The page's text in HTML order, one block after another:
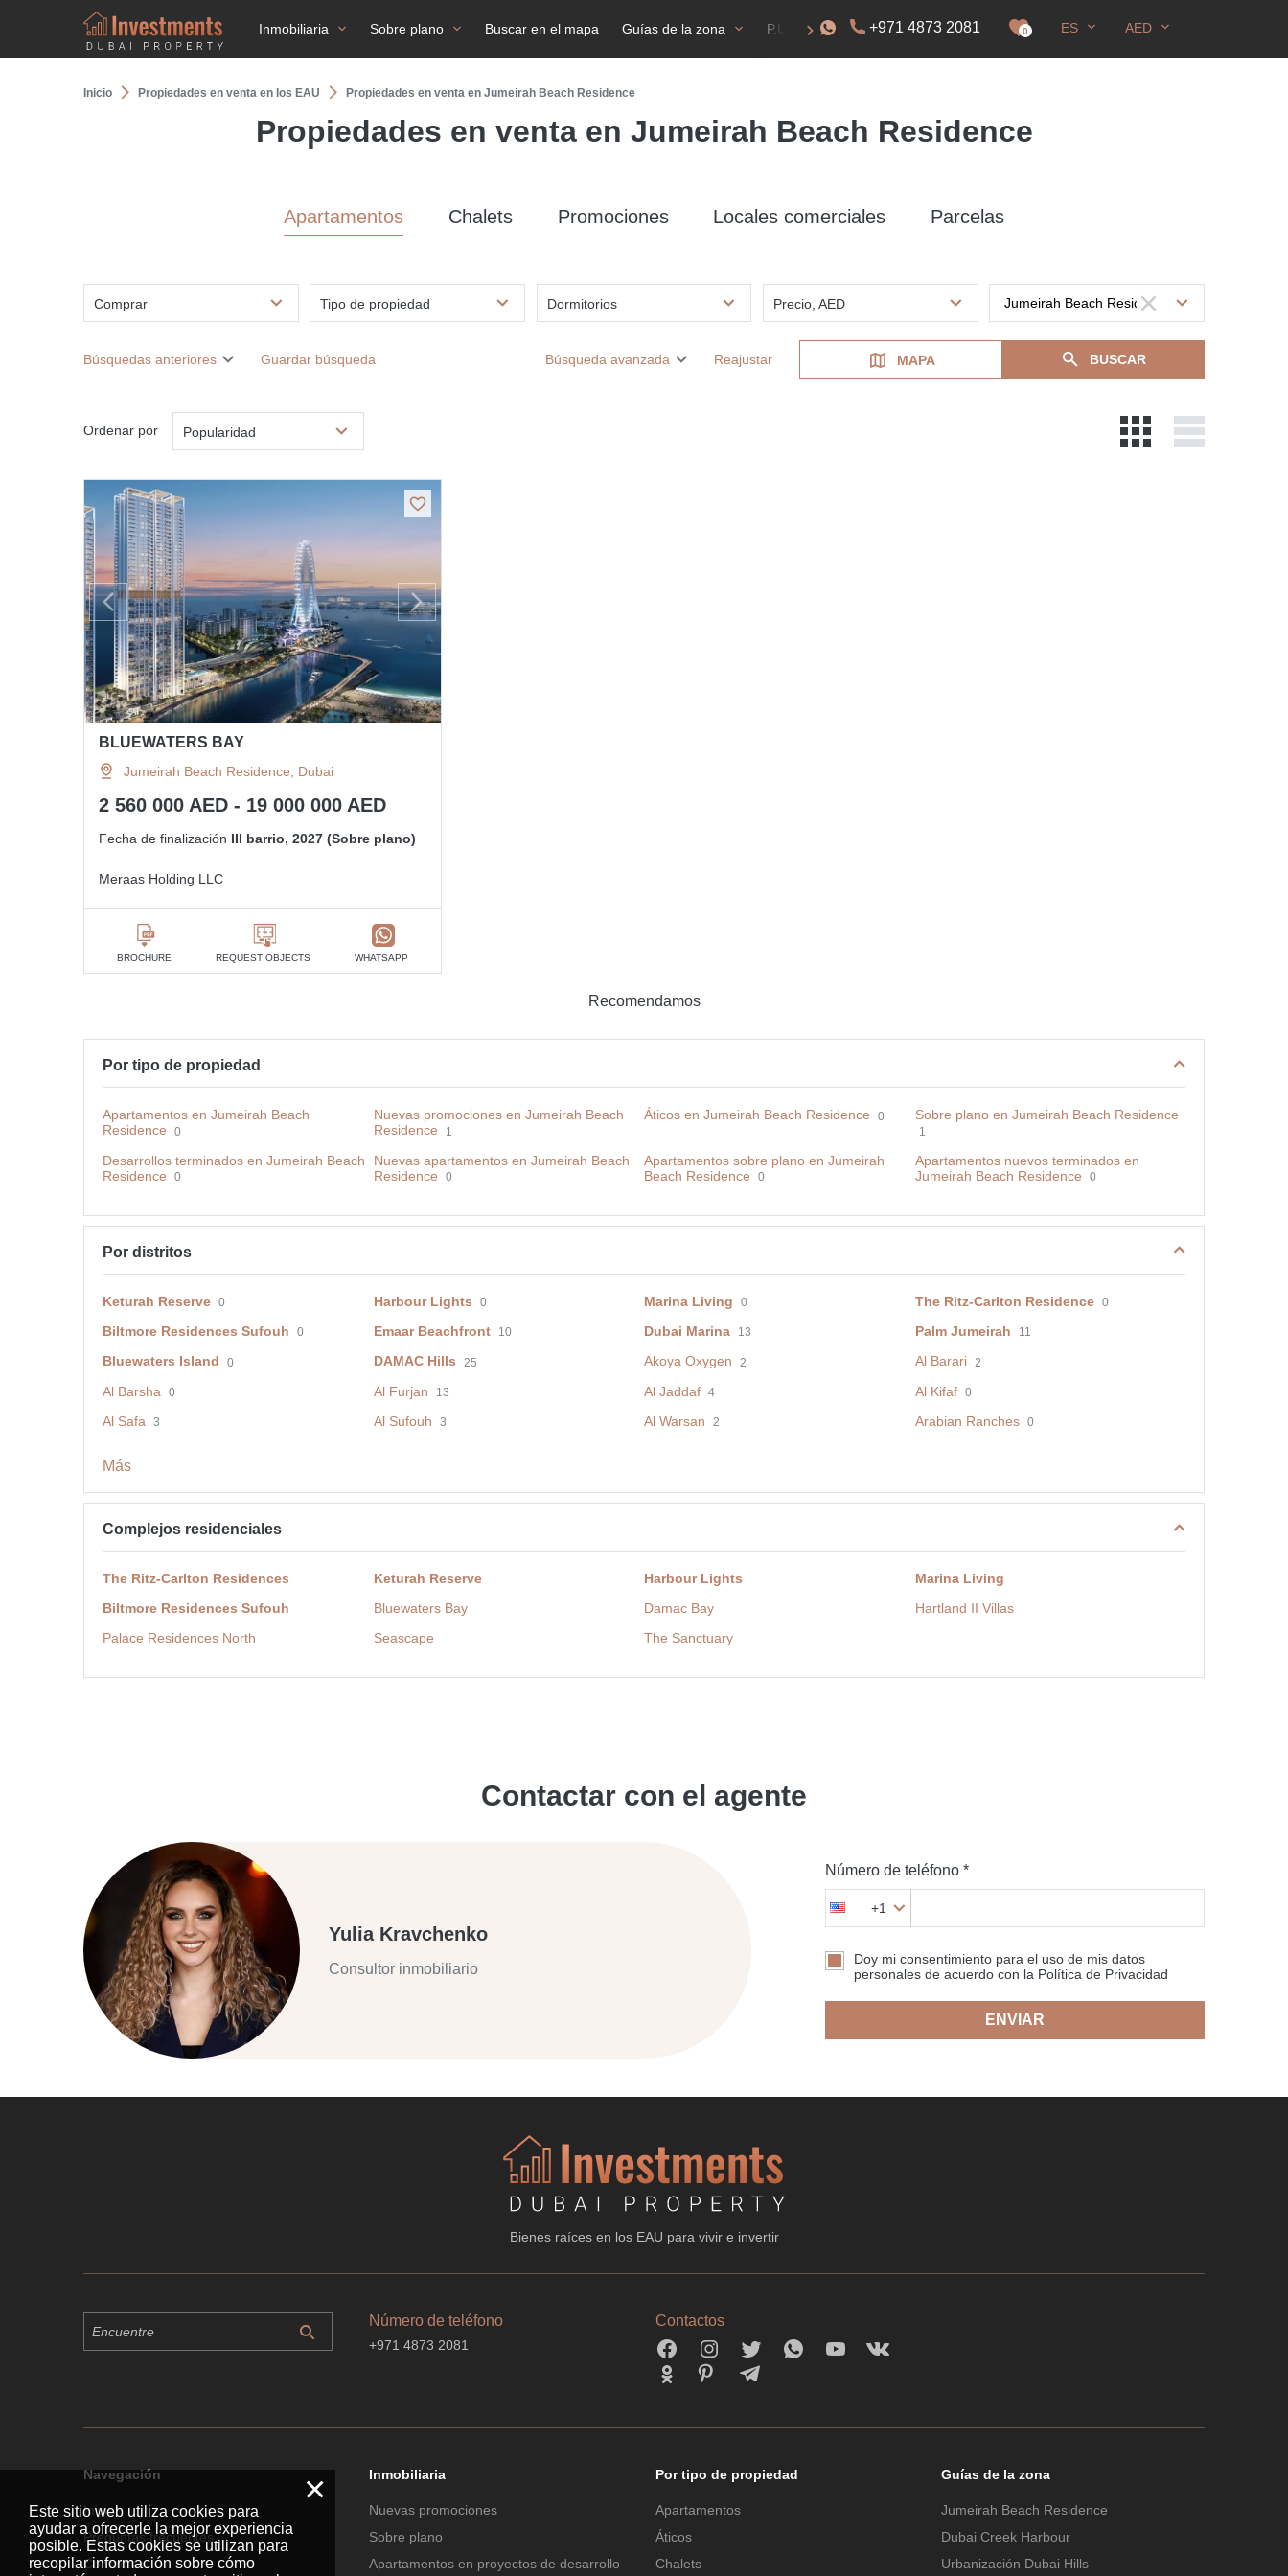
Inmobiliaria Sobre plano Buscar en el mapa Guías de la zona P.U.F NIE +971 4873 2081 0 ES AED
Inicio Propiedades en venta en los EAU Propiedades en venta en Jumeirah Beach Residence
Propiedades en venta en Jumeirah Beach Residence
Apartamentos Chalets Promociones Locales comerciales Parcelas
Comprar Tipo de propiedad Dormitorios Precio, AED
Búsquedas anteriores Guardar búsqueda Búsqueda avanzada Reajustar MAPA BUSCAR
Ordenar por Popularidad
BLUEWATERS BAY
Jumeirah Beach Residence, Dubai
2 560 000 AED - 19 000 000 AED
Fecha de finalización III barrio, 2027 (Sobre plano)
Meraas Holding LLC
BROCHURE REQUEST OBJECTS WHATSAPP
Recomendamos
Por tipo de propiedad
Apartamentos en Jumeirah Beach
Residence
0
Nuevas promociones en Jumeirah Beach
Residence
1
Áticos en Jumeirah Beach Residence 0 Sobre plano en Jumeirah Beach Residence
1
Desarrollos terminados en Jumeirah Beach
Residence
0
Nuevas apartamentos en Jumeirah Beach
Residence
0
Apartamentos sobre plano en Jumeirah
Beach Residence
0
Apartamentos nuevos terminados en
Jumeirah Beach Residence
0
Por distritos
Keturah Reserve 0 Harbour Lights 0 Marina Living 0 The Ritz-Carlton Residence 0
Biltmore Residences Sufouh 0 Emaar Beachfront 10 Dubai Marina 13 Palm Jumeirah 11
Bluewaters Island 0 DAMAC Hills 25 Akoya Oxygen 2 Al Barari 2
Al Barsha 0 Al Furjan 13 Al Jaddaf 4 Al Kifaf 0
Al Safa 3 Al Sufouh 3 Al Warsan 2 Arabian Ranches 0
Más
Complejos residenciales
The Ritz-Carlton Residences Keturah Reserve Harbour Lights
Marina Living
Biltmore Residences Sufouh
Bluewaters Bay Damac Bay
Hartland II Villas
Palace Residences North
Seascape The Sanctuary
Contactar con el agente
Yulia Kravchenko
Consultor inmobiliario
Número de teléfono *
+1
Doy mi consentimiento para el uso de mis datos
personales de acuerdo con la Política de Privacidad
ENVIAR
Bienes raíces en los EAU para vivir e invertir
Número de teléfono
+971 4873 2081
Contactos
Navegación
Inicio
Preguntas frecuentes
Contactos
Inmobiliaria
Nuevas promociones
Sobre plano
Apartamentos en proyectos de desarrollo
Por tipo de propiedad
Apartamentos
Áticos
Chalets
Guías de la zona
Jumeirah Beach Residence
Dubai Creek Harbour
Urbanización Dubai Hills
×
Este sitio web utiliza cookies para
ayudar a ofrecerle la mejor experiencia
posible. Estas cookies se utilizan para
recopilar información sobre cómo